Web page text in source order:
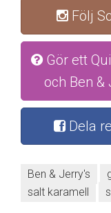
Följ
Gör ett
och Ben &
Dela
Ben & Jerry's
salt karamell